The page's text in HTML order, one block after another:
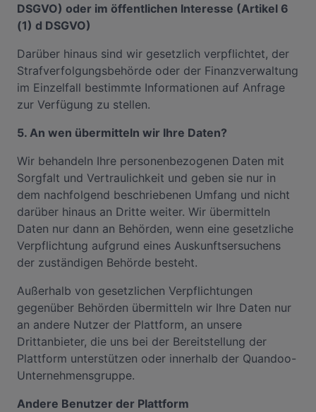
DSGVO) oder im öffentlichen Interesse (Artikel 6
(1) d DSGVO)
Darüber hinaus sind wir gesetzlich verpflichtet, der
Strafverfolgungsbehörde oder der Finanzverwaltung
im Einzelfall bestimmte Informationen auf Anfrage
zur Verfügung zu stellen.
5. An wen übermitteln wir Ihre Daten?
Wir behandeln Ihre personenbezogenen Daten mit
Sorgfalt und Vertraulichkeit und geben sie nur in
dem nachfolgend beschriebenen Umfang und nicht
darüber hinaus an Dritte weiter. Wir übermitteln
Daten nur dann an Behörden, wenn eine gesetzliche
Verpflichtung aufgrund eines Auskunftsersuchens
der zuständigen Behörde besteht.
Außerhalb von gesetzlichen Verpflichtungen
gegenüber Behörden übermitteln wir Ihre Daten nur
an andere Nutzer der Plattform, an unsere
Drittanbieter, die uns bei der Bereitstellung der
Plattform unterstützen oder innerhalb der Quandoo-
Unternehmensgruppe.
Andere Benutzer der Plattform